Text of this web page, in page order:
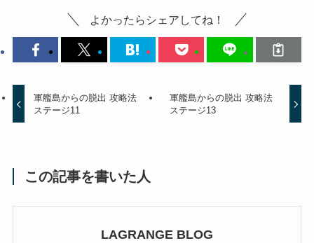
よかったらシェアしてね！
軍艦島からの脱出 攻略法
ステージ11
軍艦島からの脱出 攻略法
ステージ13
この記事を書いた人
LAGRANGE BLOG